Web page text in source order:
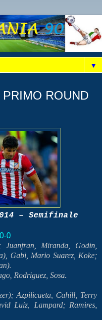
▼
ROUND
– Semifinale
0
Juanfran, Miranda, Godin,
Gabi, Mario Suarez, Koke;
Rodriguez, Sosa.
Azpilicueta, Cahill, Terry
Luiz, Lampard; Ramires,